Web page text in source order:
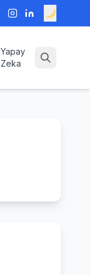
Yapay
Zeka